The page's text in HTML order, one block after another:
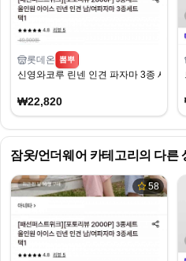
롯데온 뽐뿌
신영와코루 린넨 인견 파자마 3종 세트
₩22,820
잠옷/언더웨어 카테고리의 다른
58